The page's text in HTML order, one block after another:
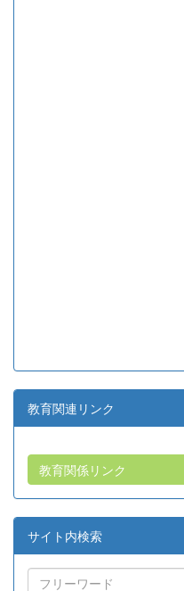
教育関連リンク
教育関係リンク
サイト内検索